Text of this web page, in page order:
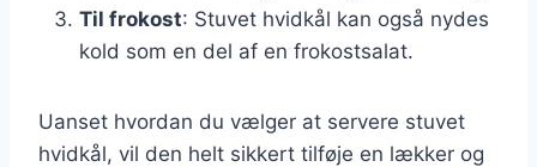
Til frokost: Stuvet hvidkål kan også nydes
kold som en del af en frokostsalat.
Uanset hvordan du vælger at servere stuvet
hvidkål, vil den helt sikkert tilføje en lækker og